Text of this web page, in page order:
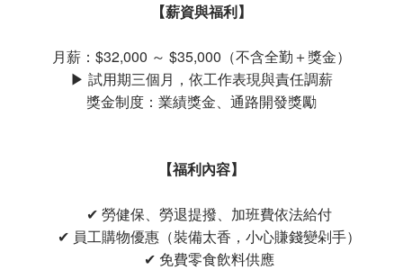
【薪資與福利】
月薪：$32,000 ～ $35,000（不含全勤＋獎金）
▶ 試用期三個月，依工作表現與責任調薪
獎金制度：業績獎金、通路開發獎勵
【福利內容】
✔ 勞健保、勞退提撥、加班費依法給付
✔ 員工購物優惠（裝備太香，小心賺錢變剁手）
✔ 免費零食飲料供應